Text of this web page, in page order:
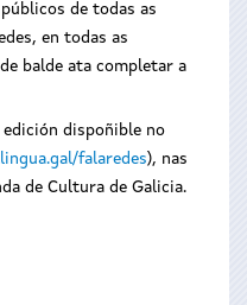
de todas as
en todas as
balde ata completar a
dispoñible no
falaredes), nas
de Cultura de Galicia.